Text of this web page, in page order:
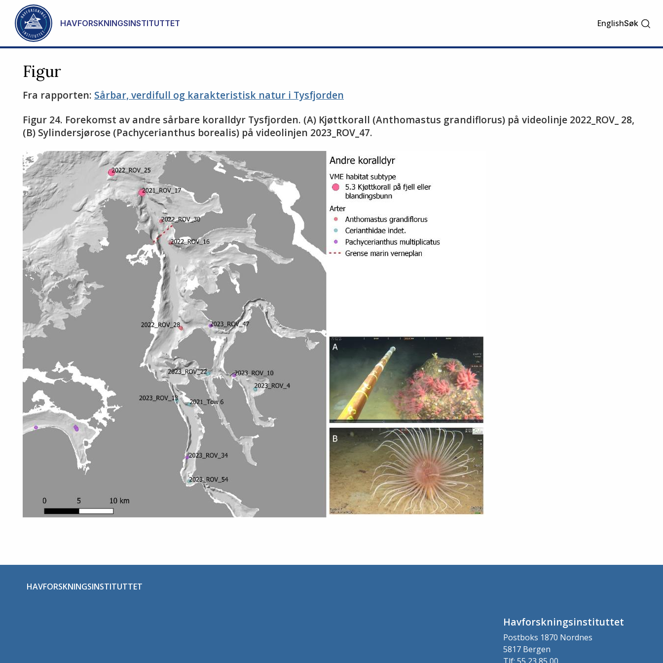
Gå til hovedinnhold
HAVFORSKNINGSINSTITUTTET EnglishSøk
Figur
Fra rapporten: Sårbar, verdifull og karakteristisk natur i Tysfjorden
Figur 24. Forekomst av andre sårbare koralldyr Tysfjorden. (A) Kjøttkorall (Anthomastus grandiflorus) på videolinje 2022_ROV_ 28,
(B) Sylindersjørose (Pachycerianthus borealis) på videolinjen 2023_ROV_47.
HAVFORSKNINGSINSTITUTTET
Havforskningsinstituttet
Postboks 1870 Nordnes
5817 Bergen